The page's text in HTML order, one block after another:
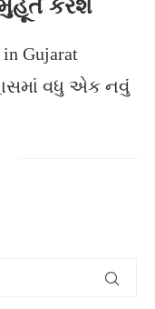
કરશે
Gujarat
વધુ એક નવું